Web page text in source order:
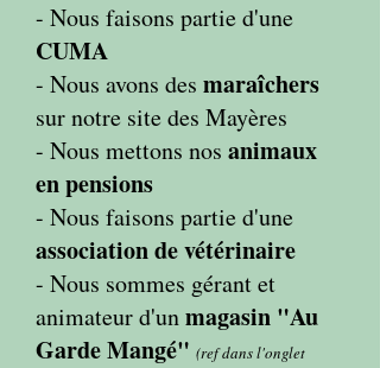
- Nous faisons partie d'une
CUMA
- Nous avons des maraîchers
sur notre site des Mayères
- Nous mettons nos animaux
en pensions
- Nous faisons partie d'une
association de vétérinaire
- Nous sommes gérant et
animateur d'unmagasin "Au
Garde Mangé" (ref dans l'onglet